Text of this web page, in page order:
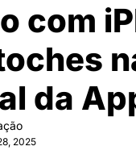
com
da
2025